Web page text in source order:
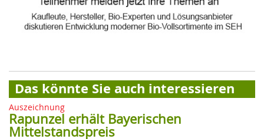
Das könnte Sie auch interessieren
Auszeichnung
Rapunzel erhält Bayerischen
Mittelstandspreis